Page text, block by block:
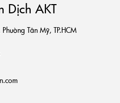
Dịch AKT
Tân Mỹ, TP.HCM